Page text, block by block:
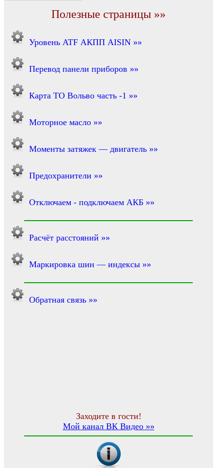
Полезные страницы »»
Уровень ATF АКПП AISIN »»
Перевод панели приборов »»
Карта ТО Вольво часть -1 »»
Моторное масло »»
Моменты затяжек — двигатель »»
Предохранители »»
Отключаем - подключаем АКБ »»
Расчёт расстояний »»
Маркировка шин — индексы »»
Обратная связь »»
Заходите в гости!
Мой канал ВК Видео »»